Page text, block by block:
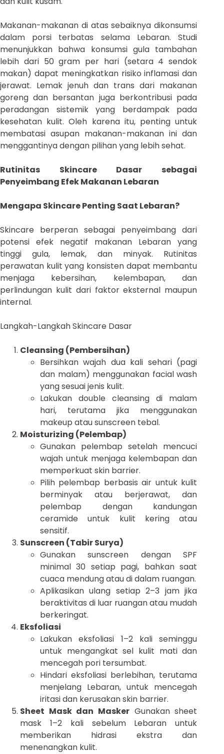
Makanan-makanan di atas sebaiknya dikonsumsi
dalam porsi terbatas selama Lebaran. Studi
menunjukkan bahwa konsumsi gula tambahan
lebih dari 50 gram per hari (setara 4 sendok
makan) dapat meningkatkan risiko inflamasi dan
jerawat. Lemak jenuh dan trans dari makanan
goreng dan bersantan juga berkontribusi pada
peradangan sistemik yang berdampak pada
kesehatan kulit. Oleh karena itu, penting untuk
membatasi asupan makanan-makanan ini dan
menggantinya dengan pilihan yang lebih sehat.
Rutinitas Skincare Dasar sebagai
Penyeimbang Efek Makanan Lebaran
Mengapa Skincare Penting Saat Lebaran?
Skincare berperan sebagai penyeimbang dari
potensi efek negatif makanan Lebaran yang
tinggi gula, lemak, dan minyak. Rutinitas
perawatan kulit yang konsisten dapat membantu
menjaga kebersihan, kelembapan, dan
perlindungan kulit dari faktor eksternal maupun
internal.
Langkah-Langkah Skincare Dasar
Cleansing (Pembersihan)
Bersihkan wajah dua kali sehari (pagi
dan malam) menggunakan facial wash
yang sesuai jenis kulit.
Lakukan double cleansing di malam
hari, terutama jika menggunakan
makeup atau sunscreen tebal.
Moisturizing (Pelembap)
Gunakan pelembap setelah mencuci
wajah untuk menjaga kelembapan dan
memperkuat skin barrier.
Pilih pelembap berbasis air untuk kulit
berminyak atau berjerawat, dan
pelembap dengan kandungan
ceramide untuk kulit kering atau
sensitif.
Sunscreen (Tabir Surya)
Gunakan sunscreen dengan SPF
minimal 30 setiap pagi, bahkan saat
cuaca mendung atau di dalam ruangan.
Aplikasikan ulang setiap 2–3 jam jika
beraktivitas di luar ruangan atau mudah
berkeringat.
Eksfoliasi
Lakukan eksfoliasi 1–2 kali seminggu
untuk mengangkat sel kulit mati dan
mencegah pori tersumbat.
Hindari eksfoliasi berlebihan, terutama
menjelang Lebaran, untuk mencegah
iritasi dan kerusakan skin barrier.
Sheet Mask dan MaskerGunakan sheet
mask 1–2 kali sebelum Lebaran untuk
memberikan hidrasi ekstra dan
menenangkan kulit.